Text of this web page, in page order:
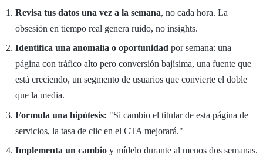
Revisa tus datos una vez a la semana, no cada hora. La
obsesión en tiempo real genera ruido, no insights.
Identifica una anomalía o oportunidad por semana: una
página con tráfico alto pero conversión bajísima, una fuente que
está creciendo, un segmento de usuarios que convierte el doble
que la media.
Formula una hipótesis: "Si cambio el titular de esta página de
servicios, la tasa de clic en el CTA mejorará."
Implementa un cambio y mídelo durante al menos dos semanas.